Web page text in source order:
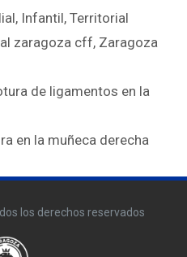
, Infantil,Territorial
zaragoza cff, Zaragoza
de ligamentos en la
en la muñeca derecha
los derechos reservados